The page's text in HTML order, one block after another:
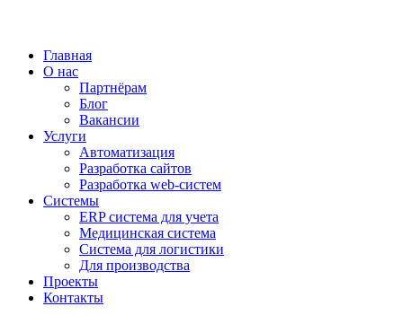
Главная
О нас
Партнёрам
Блог
Вакансии
Услуги
Автоматизация
Разработка сайтов
Разработка web-систем
Системы
ERP система для учета
Медицинская система
Система для логистики
Для производства
Проекты
Контакты